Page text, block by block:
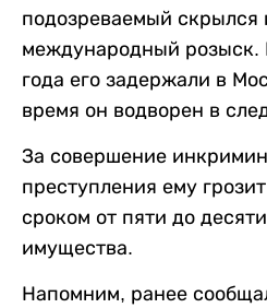
подозреваемый скрылся
международный розыск.
года его задержали в
время он водворен в
За совершение
преступления ему
сроком от пяти до
имущества.
Напомним, ранее